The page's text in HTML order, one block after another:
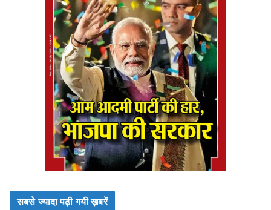
सबसे ज्यादा पढ़ी गयी ख़बरें